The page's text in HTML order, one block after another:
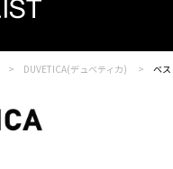
DUVETICA(デュベティカ) ベ